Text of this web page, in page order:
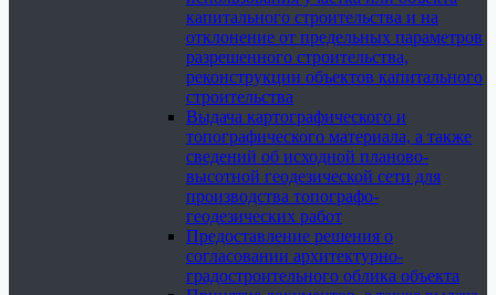
капитального строительства и на
отклонение от предельных параметров
разрешенного строительства,
реконструкции объектов капитального
строительства
Выдача картографического и
топографического материала, а также
сведений об исходной планово-
высотной геодезической сети для
производства топографо-
геодезических работ
Предоставление решения о
согласовании архитектурно-
градостроительного облика объекта